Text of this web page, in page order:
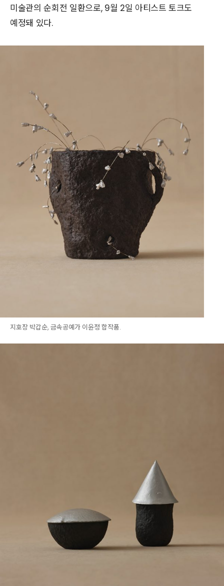
미술관의 순회전 일환으로, 9월 2일 아티스트 토크도
예정돼 있다.
지호장 박갑순, 금속공예가 이윤정 합작품.